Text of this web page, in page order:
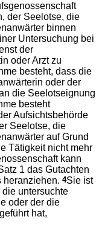
der Seelotse, die
binnen
Untersuchung bei
der
oder Arzt zu
besteht, dass die
oder der
die Seelotseignung
besteht
Aufsichtsbehörde
Seelotse, die
auf Grund
Tätigkeit nicht mehr
kann
1 das Gutachten
heranziehen.4Sie ist
untersuchte
oder der die
hat,